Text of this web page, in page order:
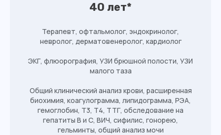
40 лет*
Терапевт, офтальмолог, эндокринолог,
невролог, дерматовенеролог, кардиолог
ЭКГ, флюорография, УЗИ брюшной полости, УЗИ
малого таза
Общий клинический анализ крови, расширенная
биохимия, коагулограмма, липидограмма, РЭА,
гемоглобин, Т3, Т4, ТТГ, обследование на
гепатиты В и С, ВИЧ, сифилис, гонорею,
гельминты, общий анализ мочи